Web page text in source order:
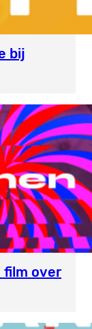
bij
film over